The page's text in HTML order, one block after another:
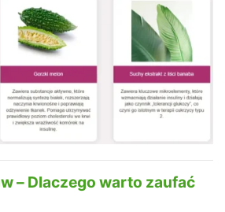
– Dlaczego warto zaufać